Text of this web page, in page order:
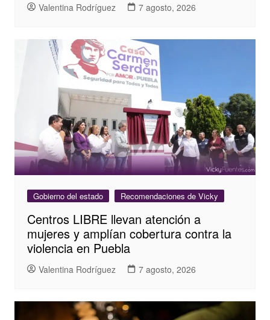
Valentina Rodríguez 7 agosto, 2026
Gobierno del estado Recomendaciones de Vicky
Centros LIBRE llevan atención a
mujeres y amplían cobertura contra la
violencia en Puebla
Valentina Rodríguez 7 agosto, 2026